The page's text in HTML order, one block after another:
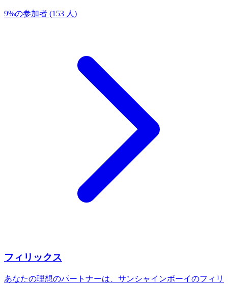
9%の参加者 (153 人 )
フィリックス
あなたの理想のパートナーは、サンシャインボーイのフィリ